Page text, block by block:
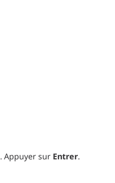
. Appuyer sur Entrer.